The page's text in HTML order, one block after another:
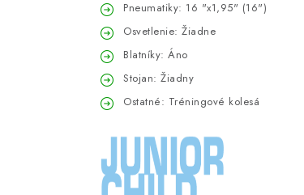
Pneumatiky: 16 "x1,95" (16")
Osvetlenie: Žiadne
Blatníky: Áno
Stojan: Žiadny
Ostatné: Tréningové kolesá